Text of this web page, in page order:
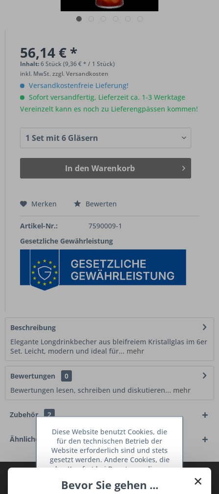
56,14 € *
Inhalt:6 Stück (9,36 € * / 1 Stück)
inkl. MwSt.zzgl. Versandkosten
Versandkostenfreie Lieferung!
Sofort versandfertig, Lieferzeit ca. 1-3 Werktage
Vereinzelt kann es noch zu Lieferengpässen kommen!
In den Warenkorb
Merken Bewerten
Artikel-Nr.:
7590009-1
Gesetzliche Gewährleistung
Beschreibung
Elegante Longdrinkbecher aus bleifreiem Kristallglas im 6er
Set. Leicht, modern und ideal für... mehr
Bewertungen
0
Bewertungen lesen, schreiben und diskutieren... mehr
Zubehör 2
Ähnliche Artikel
TraumKüche Newsletter und verpassen
×
Bevor Sie gehen ...
Diese Website benutzt Cookies, die
für den technischen Betrieb der
Website erforderlich sind und stets
gesetzt werden. Andere Cookies, die
den Komfort bei Benutzung dieser
dienen oder die Interaktion mit